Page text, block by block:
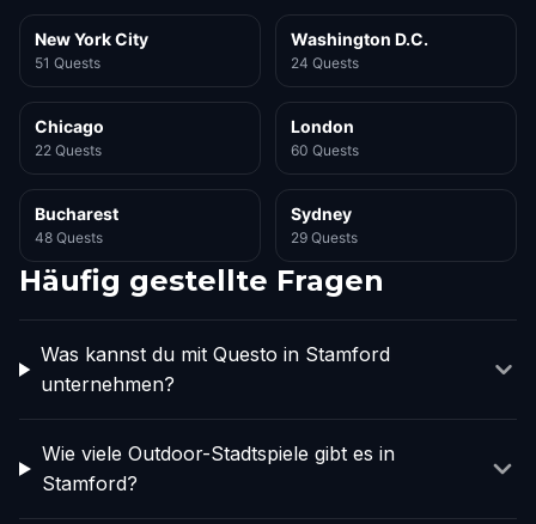
New York City
51 Quests
Washington D.C.
24 Quests
Chicago
22 Quests
London
60 Quests
Bucharest
48 Quests
Sydney
29 Quests
Häufig gestellte Fragen
Was kannst du mit Questo in Stamford
unternehmen?
Wie viele Outdoor-Stadtspiele gibt es in
Stamford?